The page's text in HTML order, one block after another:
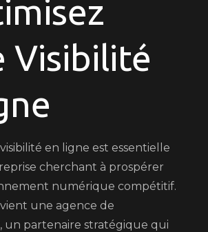
Agence
Référencement
Expert
Visibilité
en ligne est essentielle
cherchant à prospérer
numérique compétitif.
une agence de
un partenaire stratégique qui